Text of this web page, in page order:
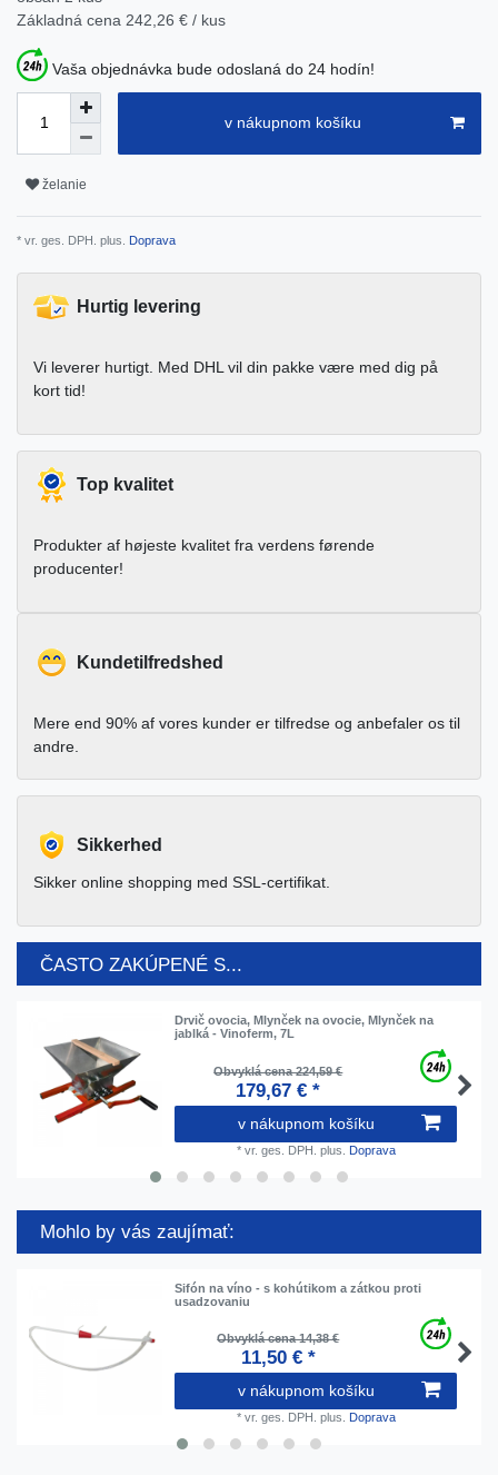
Základná cena 242,26 € / kus
Vaša objednávka bude odoslaná do 24 hodín!
v nákupnom košíku
želanie
* vr. ges. DPH. plus. Doprava
Hurtig levering
Vi leverer hurtigt. Med DHL vil din pakke være med dig på
kort tid!
Top kvalitet
Produkter af højeste kvalitet fra verdens førende
producenter!
Kundetilfredshed
Mere end 90% af vores kunder er tilfredse og anbefaler os til
andre.
Sikkerhed
Sikker online shopping med SSL-certifikat.
ČASTO ZAKÚPENÉ S...
Drvič ovocia, Mlynček na ovocie, Mlynček na
jablká - Vinoferm, 7L
Obvyklá cena 224,59 €
179,67 € *
v nákupnom košíku
* vr. ges. DPH. plus. Doprava
Mohlo by vás zaujímať:
Sifón na víno - s kohútikom a zátkou proti
usadzovaniu
Obvyklá cena 14,38 €
11,50 € *
v nákupnom košíku
* vr. ges. DPH. plus. Doprava